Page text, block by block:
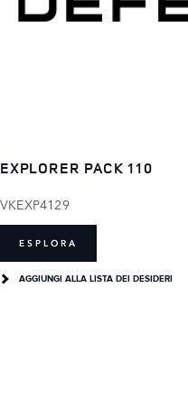
EXPLORER PACK 110
VKEXP4129
ESPLORA
AGGIUNGI ALLA LISTA DEI DESIDERI